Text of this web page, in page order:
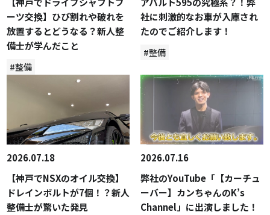
ーツ交換】ひび割れや破れを
放置するとどうなる？新人整
備士が学んだこと
#整備
社に刺激的なお車が入庫され
たのでご紹介します！
#整備
2026.07.18
【神戸でNSXのオイル交換】
ドレインボルトが7個！？新人
整備士が驚いた発見
2026.07.16
弊社のYouTube「【カーチュ
ーバー】カンちゃんのK’s
Channel」に出演しました！